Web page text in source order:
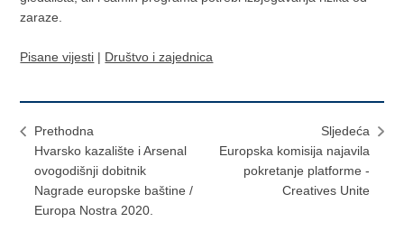
zaraze.
Pisane vijesti | Društvo i zajednica
Prethodna
Hvarsko kazalište i Arsenal
ovogodišnji dobitnik
Nagrade europske baštine /
Europa Nostra 2020.
Sljedeća
Europska komisija najavila
pokretanje platforme -
Creatives Unite